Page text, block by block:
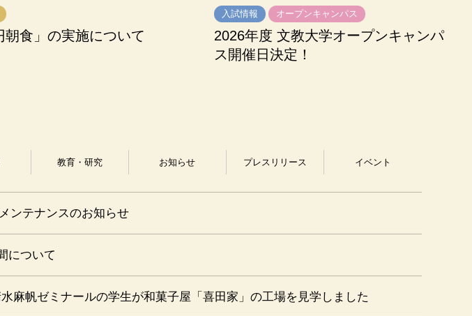
朝食」の実施について
入試情報 オープンキャンパス
2026年度 文教大学オープンキャンパ
ス開催日決定！
教育・研究 お知らせ プレス リリース イベント
ンテナンスのお知らせ
について
麻帆ゼミナールの学生が和菓子屋「喜田家」の工場を見学しました